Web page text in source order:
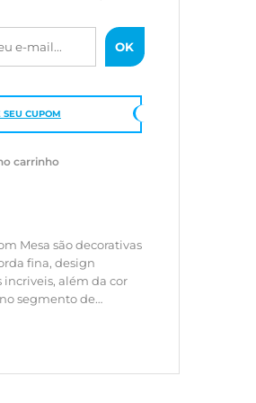
CUPOM
carrinho
Mesa são decorativas
fina, design
além da cor
segmento de